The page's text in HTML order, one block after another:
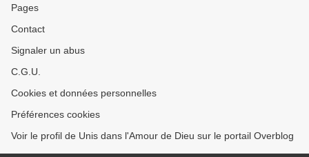
Pages
Contact
Signaler un abus
C.G.U.
Cookies et données personnelles
Préférences cookies
Voir le profil de Unis dans l'Amour de Dieu sur le portail Overblog